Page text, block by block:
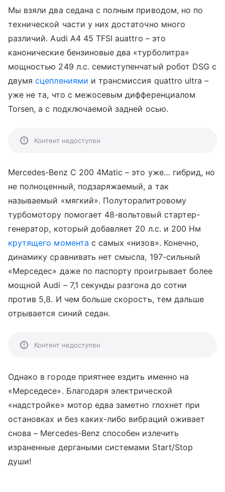
Мы взяли два седана с полным приводом, но по
технической части у них достаточно много
различий. Audi A4 45 TFSI auattro – это
канонические бензиновые два «турболитра»
мощностью 249 л.с. семиступенчатый робот DSG с
двумясцеплениями и трансмиссия quattro ultra –
уже не та, что с межосевым дифференциалом
Torsen, а с подключаемой задней осью.
Контент недоступен
Mercedes-Benz C 200 4Matic – это уже… гибрид, но
не полноценный, подзаряжаемый, а так
называемый «мягкий». Полуторалитровому
турбомотору помогает 48-вольтовый стартер-
генератор, который добавляет 20 л.с. и 200 Нм
крутящего момента с самых «низов». Конечно,
динамику сравнивать нет смысла, 197-сильный
«Мерседес» даже по паспорту проигрывает более
мощной Audi – 7,1 секунды разгона до сотни
против 5,8. И чем больше скорость, тем дальше
отрывается синий седан.
Контент недоступен
Однако в городе приятнее ездить именно на
«Мерседесе». Благодаря электрической
«надстройке» мотор едва заметно глохнет при
остановках и без каких-либо вибраций оживает
снова – Mercedes-Benz способен излечить
израненные дергаными системами Start/Stop
души!